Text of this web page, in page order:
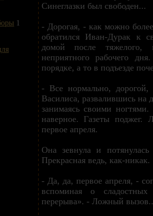
1
Синеглазки был свободен...
- Дорогая, - как можно
обратился Иван-Дурак к
домой после тяжелого,
неприятного рабочего
порядке, а то в подъезде
- Все нормально, дорогой,
Василиса, развалившись на
занимаясь своими
наверное. Газеты
первое апреля.
Она зевнула и потянулась
Прекрасная ведь, как-никак.
- Да, да, первое апреля, -
вспоминая о сладостных
перерыва». - Ложный